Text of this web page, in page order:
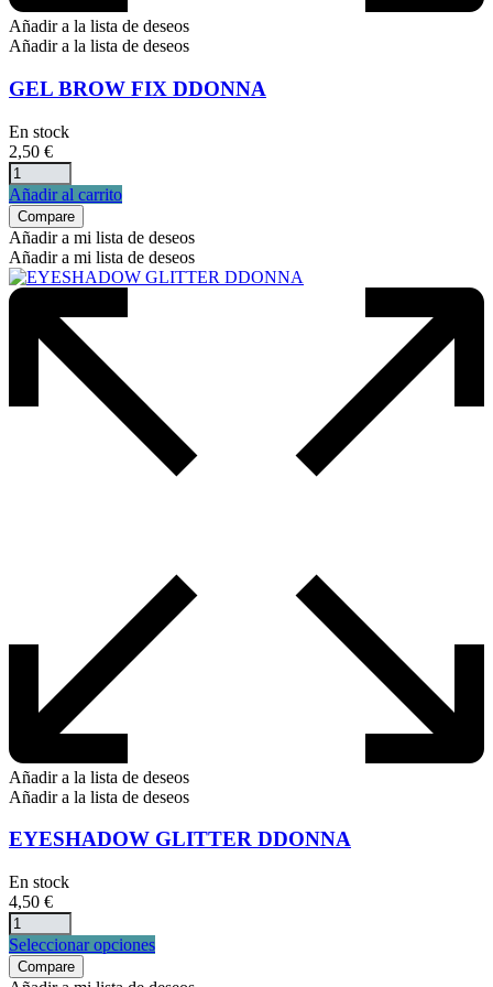
Añadir a la lista de deseos
Añadir a la lista de deseos
GEL BROW FIX DDONNA
En stock
2,50 €
Añadir al carrito
Compare
Añadir a mi lista de deseos
Añadir a mi lista de deseos
Añadir a la lista de deseos
Añadir a la lista de deseos
EYESHADOW GLITTER DDONNA
En stock
4,50 €
Seleccionar opcionesEste
tiene
Compare